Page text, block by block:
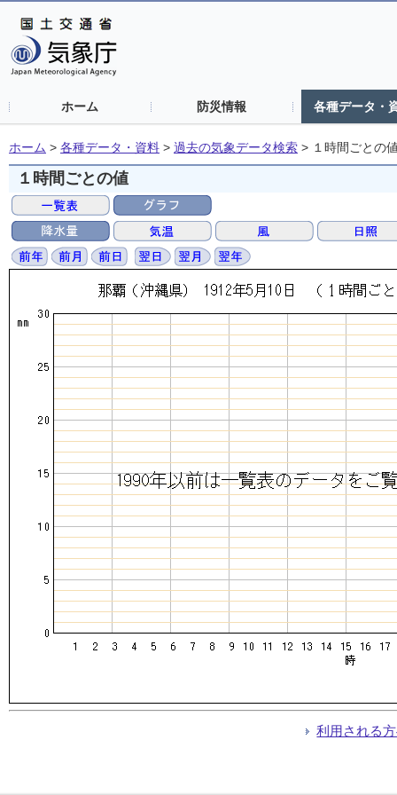
ホーム 防災情報 各種データ・
ホーム > 各種データ・資料 > 過去の気象データ検索 > １時間ごとの
１時間ごとの値
利用される